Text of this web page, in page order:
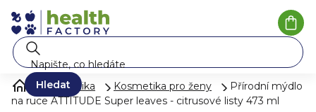
na
obsah
Hledat
Kosmetika Kosmetika pro ženy
Přírodní mýdlo
na ruce ATTITUDE Super leaves - citrusové listy 473 ml